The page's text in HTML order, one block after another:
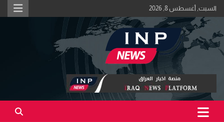
Skip
to
content
السبت, أغسطس 8, 2026
منصة اخبار العراق
اكبر منصة خبرية في العراق | #الحقيقة_اولاً